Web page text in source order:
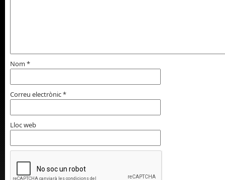
Nom *
Correu electrònic*
Lloc web